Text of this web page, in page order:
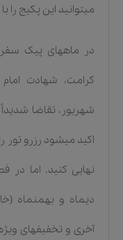
میتوانید این پکیج را
در ماههای پیک سفر
کرامت، شهادت امام
شهریور، تقاضا
نهایی کنید. اما در
دیماه و بهمنماه
آخری و تخفیفهای